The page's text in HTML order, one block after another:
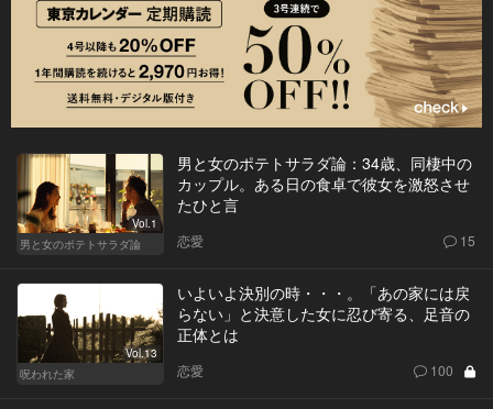
Vol.1
男と女のポテトサラダ論
男と女のポテトサラダ論：34歳、同棲中の
カップル。ある日の食卓で彼女を激怒させ
たひと言
恋愛 15
Vol.13
呪われた家
いよいよ決別の時・・・。「あの家には戻
らない」と決意した女に忍び寄る、足音の
正体とは
恋愛 100